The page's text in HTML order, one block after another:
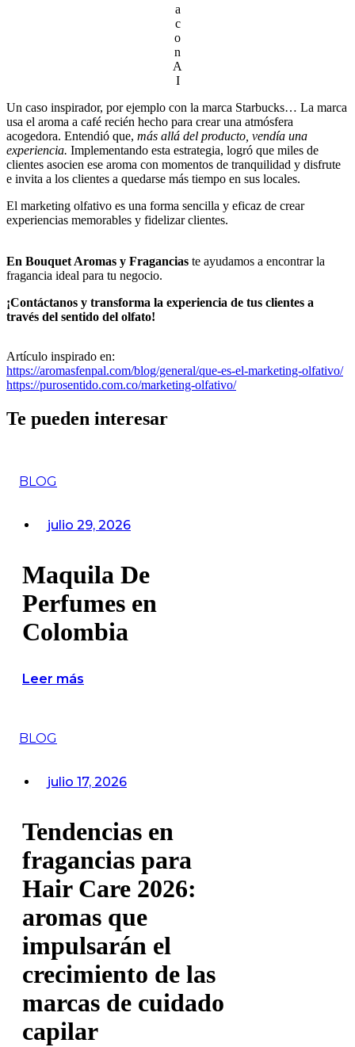
a
c
o
n
A
I
Un caso inspirador, por ejemplo con la marca Starbucks… La marca
usa el aroma a café recién hecho para crear una atmósfera
acogedora. Entendió que, más allá del producto, vendía una
experiencia. Implementando esta estrategia, logró que miles de
clientes asocien ese aroma con momentos de tranquilidad y disfrute
e invita a los clientes a quedarse más tiempo en sus locales.
El marketing olfativo es una forma sencilla y eficaz de crear
experiencias memorables y fidelizar clientes.
En Bouquet Aromas y Fragancias te ayudamos a encontrar la
fragancia ideal para tu negocio.
¡Contáctanos y transforma la experiencia de tus clientes a
través del sentido del olfato!
Artículo inspirado en:
https://aromasfenpal.com/blog/general/que-es-el-marketing-olfativo/
https://purosentido.com.co/marketing-olfativo/
Te pueden interesar
BLOG
julio 29, 2026
Maquila De
Perfumes en
Colombia
Leer más
BLOG
julio 17, 2026
Tendencias en
fragancias para
Hair Care 2026:
aromas que
impulsarán el
crecimiento de las
marcas de cuidado
capilar